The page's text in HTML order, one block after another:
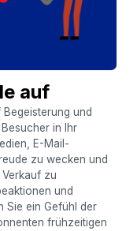
auf
und
in Ihr
E-Mail-
zu wecken und
zu
und
Sie ein Gefühl der
frühzeitigen